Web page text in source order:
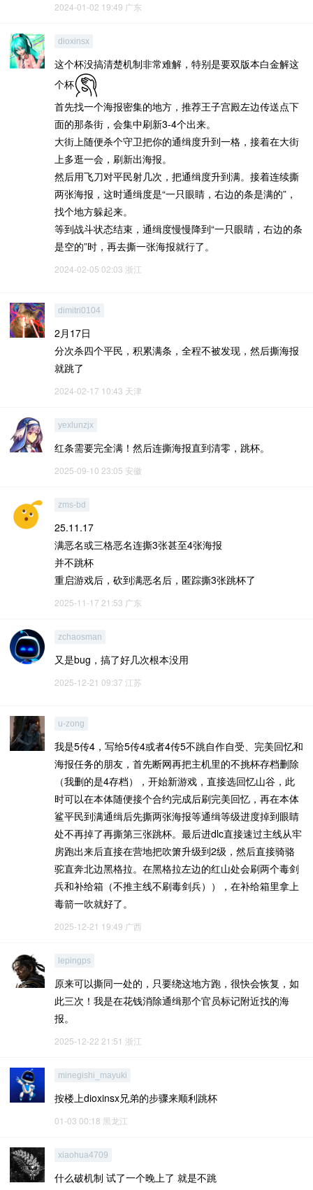
2024-01-02 19:49 广东
dioxinsx
这个杯没搞清楚机制非常难解，特别是要双版本白金解这
个杯
首先找一个海报密集的地方，推荐王子宫殿左边传送点下
面的那条街，会集中刷新3-4个出来。
大街上随便杀个守卫把你的通缉度升到一格，接着在大街
上多逛一会，刷新出海报。
然后用飞刀对平民射几次，把通缉度升到满。接着连续撕
两张海报，这时通缉度是“一只眼睛，右边的条是满的”，
找个地方躲起来。
等到战斗状态结束，通缉度慢慢降到“一只眼睛，右边的条
是空的”时，再去撕一张海报就行了。
2024-02-05 02:03 浙江
dimitri0104
2月17日
分次杀四个平民，积累满条，全程不被发现，然后撕海报
就跳了
2024-02-17 10:43 天津
yexlunzjx
红条需要完全满！然后连撕海报直到清零，跳杯。
2025-09-10 23:05 安徽
zms-bd
25.11.17
满恶名或三格恶名连撕3张甚至4张海报
并不跳杯
重启游戏后，砍到满恶名后，匿踪撕3张跳杯了
2025-11-17 21:53 广东
zchaosman
又是bug，搞了好几次根本没用
2025-12-21 09:37 江苏
u-zong
我是5传4，写给5传4或者4传5不跳自作自受、完美回忆和
海报任务的朋友，首先断网再把主机里的不挑杯存档删除
（我删的是4存档），开始新游戏，直接选回忆山谷，此
时可以在本体随便接个合约完成后刷完美回忆，再在本体
鲨平民到满通缉后先撕两张海报等通缉等级进度掉到眼睛
处不再掉了再撕第三张跳杯。最后进dlc直接速过主线从牢
房跑出来后直接在营地把吹箫升级到2级，然后直接骑骆
驼直奔北边黑格拉。在黑格拉左边的红山处会刷两个毒剑
兵和补给箱（不推主线不刷毒剑兵）），在补给箱里拿上
毒箭一吹就好了。
2025-12-21 19:49 广西
lepingps
原来可以撕同一处的，只要绕这地方跑，很快会恢复，如
此三次！我是在花钱消除通缉那个官员标记附近找的海
报。
2025-12-22 21:51 浙江
minegishi_mayuki
按楼上dioxinsx兄弟的步骤来顺利跳杯
01-03 00:18 黑龙江
xiaohua4709
什么破机制 试了一个晚上了 就是不跳